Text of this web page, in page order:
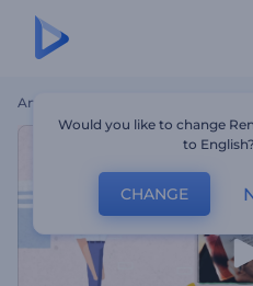
Ana Sayfa
Would you like to change
to English?
CHANGE